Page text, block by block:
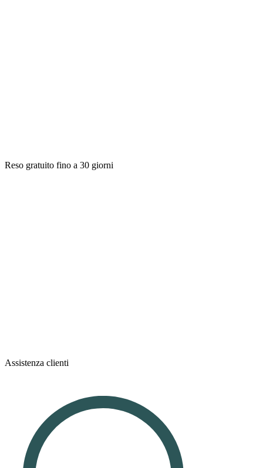
Reso gratuito fino a 30 giorni
Assistenza clienti